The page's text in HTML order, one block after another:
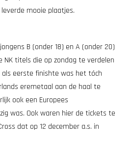
mooie plaatjes.
B (onder 18) en A (onder 20)
titels die op zondag te verdelen
eerste finishte was het tóch
eremetaal aan de haal te
ook een Europees
was. Ook waren hier de tickets te
dat op 12 december a.s. in